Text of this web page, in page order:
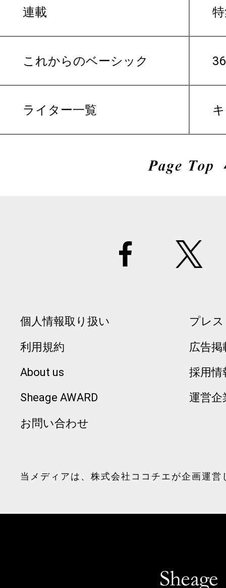
連載
これからのベーシック
ライター一覧
個人情報取り扱い
利用規約
About us
Sheage AWARD
お問い合わせ
プレ
広告掲
採用情
運営企
当メディアは、 株式会社ココチエが企画運営